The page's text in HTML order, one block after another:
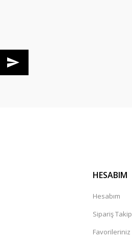
HESABIM
Hesabım
Sipariş Takip
Favorileriniz